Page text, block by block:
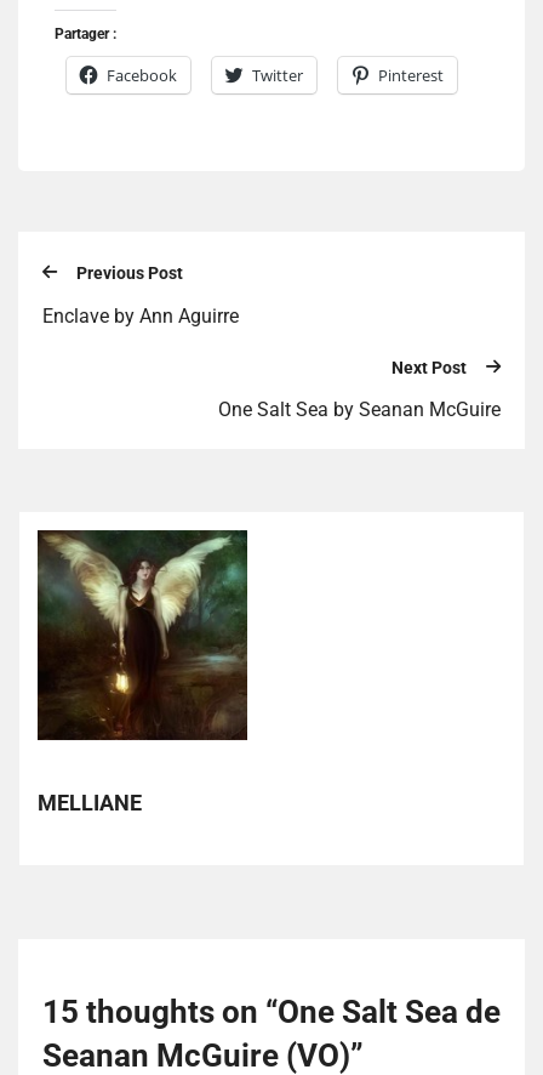
Partager :
Facebook Twitter Pinterest
Previous Post
Enclave by Ann Aguirre
Next Post
One Salt Sea by Seanan McGuire
MELLIANE
15 thoughts on “One Salt Sea de
Seanan McGuire (VO)”